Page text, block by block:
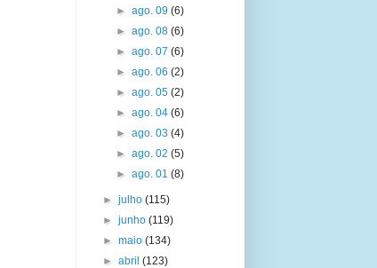
► ago. 09 (6)
► ago. 08 (6)
► ago. 07 (6)
► ago. 06 (2)
► ago. 05 (2)
► ago. 04 (6)
► ago. 03 (4)
► ago. 02 (5)
► ago. 01 (8)
►julho(115)
►junho(119)
►maio(134)
►abril(123)